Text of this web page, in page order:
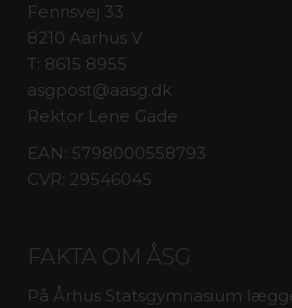
Fenrisvej 33
8210 Aarhus V
T: 8615 8955
asgpost@aasg.dk
Rektor Lene Gade
EAN: 5798000558793
CVR: 29546045
FAKTA OM ÅSG
På Århus Statsgymnasium